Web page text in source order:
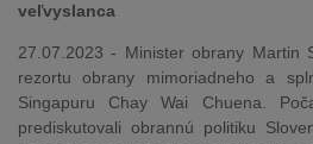
veľvyslanca
27.07.2023 - Minister obrany Martin
rezortu obrany mimoriadneho a
Singapuru Chay Wai Chuena.
prediskutovali obrannú politiku